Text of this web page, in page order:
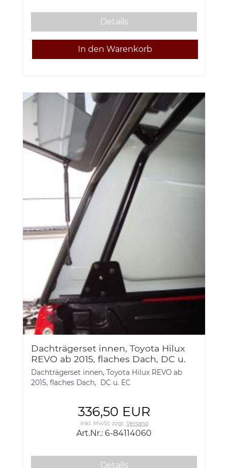
Details
Dachträgerset innen, Toyota Hilux
REVO ab 2015, flaches Dach, DC u.
EC 6-84114060
Dachträgerset innen, Toyota Hilux REVO ab
2015, flaches Dach, DC u. EC
336,50 EUR
inkl. MwSt.zzgl. Versand
Art.Nr.: 6-84114060
Details